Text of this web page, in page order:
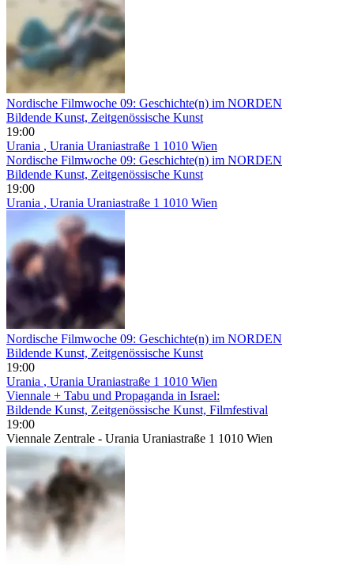
Nordische Filmwoche 09: Geschichte(n) im NORDEN
Bildende Kunst, Zeitgenössische Kunst
19:00
Urania , Urania Uraniastraße 1 1010 Wien
Nordische Filmwoche 09: Geschichte(n) im NORDEN
Bildende Kunst, Zeitgenössische Kunst
19:00
Urania , Urania Uraniastraße 1 1010 Wien
Nordische Filmwoche 09: Geschichte(n) im NORDEN
Bildende Kunst, Zeitgenössische Kunst
19:00
Urania , Urania Uraniastraße 1 1010 Wien
Viennale + Tabu und Propaganda in Israel:
Bildende Kunst, Zeitgenössische Kunst, Filmfestival
19:00
Viennale Zentrale - Urania Uraniastraße 1 1010 Wien